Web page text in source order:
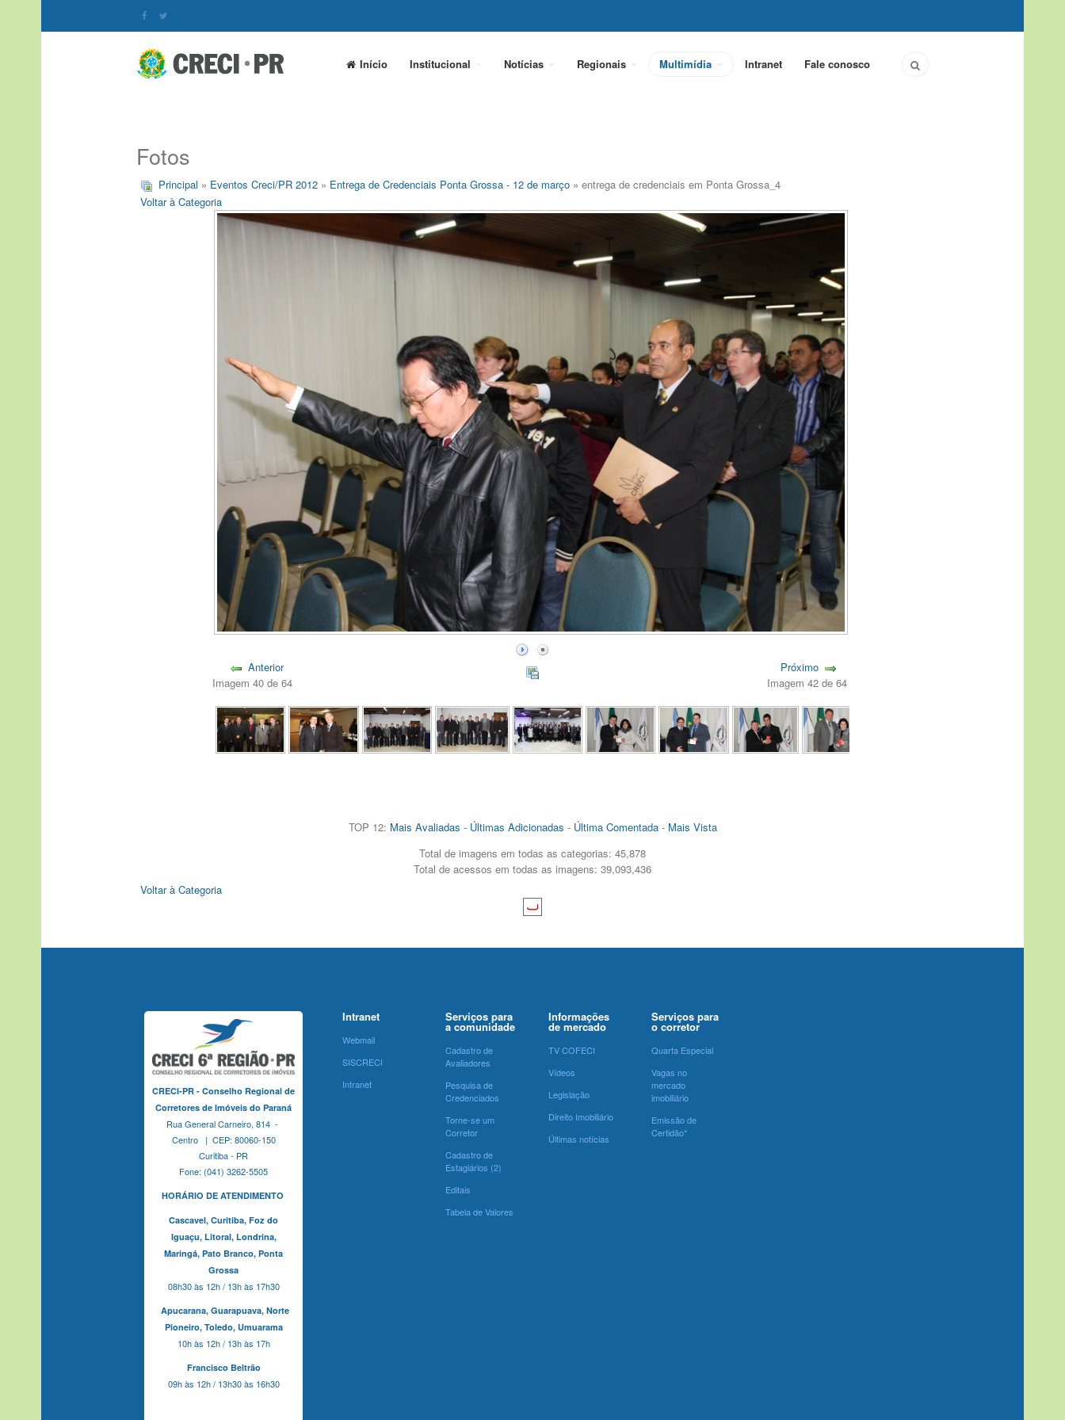
Início Institucional Notícias Regionais Multimídia Intranet Fale conosco
Fotos
Principal » Eventos Creci/PR 2012 » Entrega de Credenciais Ponta Grossa - 12 de março » entrega de credenciais em Ponta Grossa_4
Voltar à Categoria
Anterior
Imagem 40 de 64
Próximo
Imagem 42 de 64
TOP 12: Mais Avaliadas - Últimas Adicionadas - Última Comentada- Mais Vista
Total de imagens em todas as categorias: 45,878
Total de acessos em todas as imagens: 39,093,436
Voltar à Categoria
CRECI-PR - Conselho Regional de
Corretores de Imóveis do Paraná
Rua General Carneiro, 814 -
Centro | CEP: 80060-150
Curitiba - PR
Fone: (041) 3262-5505
HORÁRIO DE ATENDIMENTO
Cascavel, Curitiba, Foz do
Iguaçu, Litoral, Londrina,
Maringá, Pato Branco, Ponta
Grossa
08h30 às 12h / 13h às 17h30
Apucarana, Guarapuava, Norte
Pioneiro, Toledo, Umuarama
10h às 12h / 13h às 17h
Francisco Beltrão
09h às 12h / 13h30 às 16h30
Intranet
Webmail
SISCRECI
Intranet
Serviços para
a comunidade
Cadastro de
Avaliadores
Pesquisa de
Credenciados
Torne-se um
Corretor
Cadastro de
Estagiários (2)
Editais
Tabela de Valores
Informações
de mercado
TV COFECI
Vídeos
Legislação
Direito Imobiliário
Últimas notícias
Serviços para
o corretor
Quarta Especial
Vagas no
mercado
imobiliário
Emissão de
Certidão*